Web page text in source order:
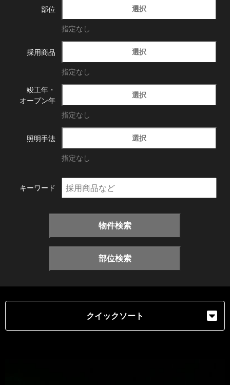
部位 選択
指定なし
採用商品 選択
指定なし
竣工年・
オープン年
選択
指定なし
照明手法 選択
指定なし
キーワード
物件検索
部位検索
クイックソート